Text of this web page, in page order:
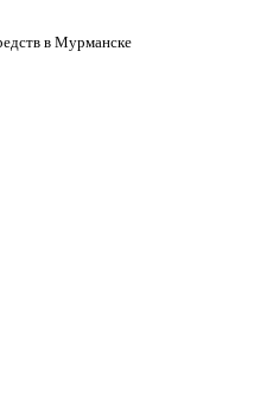
в Мурманске